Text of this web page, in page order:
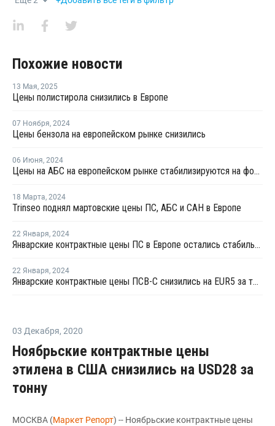
Похожие новости
13 Мая, 2025
Цены полистирола снизились в Европе
07 Ноября, 2024
Цены бензола на европейском рынке снизились
06 Июня, 2024
Цены на АБС на европейском рынке стабилизируются на фоне проблем производства
18 Марта, 2024
Trinseo поднял мартовские цены ПС, АБС и САН в Европе
22 Января, 2024
Январские контрактные цены ПС в Европе остались стабильными
22 Января, 2024
Январские контрактные цены ПСВ-С снизились на EUR5 за тонну в Европе
03 Декабря, 2020
Ноябрьские контрактные цены
этилена в США снизились на USD28 за
тонну
МОСКВА (Маркет Репорт) -- Ноябрьские контрактные цены